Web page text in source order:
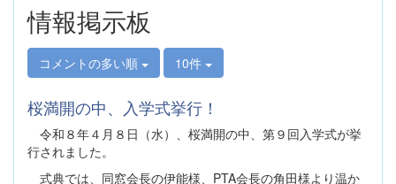
情報掲示板
コメントの多い順 10件
桜満開の中、入学式挙行！
令和８年４月８日（水）、桜満開の中、第９回入学式が挙
行されました。
式典では、同窓会長の伊能様、PTA会長の角田様より温か